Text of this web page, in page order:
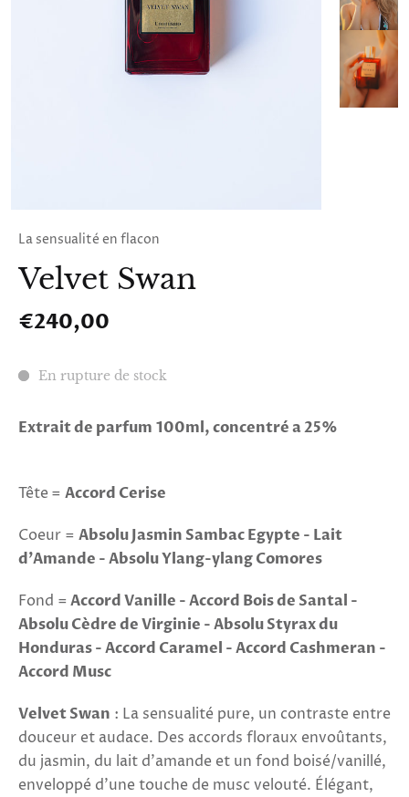
La sensualité en flacon
Velvet Swan
€240,00
En rupture de stock
Extrait de parfum 100ml, concentré a 25%
Tête = Accord Cerise
Coeur = Absolu Jasmin Sambac Egypte - Lait
d'Amande - Absolu Ylang-ylang Comores
Fond =Accord Vanille - Accord Bois de Santal -
Absolu Cèdre de Virginie - Absolu Styrax du
Honduras - Accord Caramel - Accord Cashmeran -
Accord Musc
Velvet Swan : La sensualité pure, un contraste entre
douceur et audace. Des accords floraux envoûtants,
du jasmin, du lait d'amande et un fond boisé/vanillé,
enveloppé d'une touche de musc velouté. Élégant,